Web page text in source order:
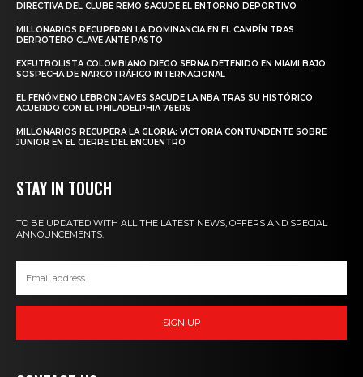
DIRECTIVA DEL CLUBE REMO SACUDE EL ENTORNO DEPORTIVO
MILLONARIOS RECUPERAN LA DOMINANCIA EN EL CAMPÍN TRAS
DERROTERO CLAVE ANTE PASTO
EXFUTBOLISTA COLOMBIANO DIEGO SERNA DETENIDO EN MIAMI BAJO
SOSPECHA DE NARCOTRÁFICO INTERNACIONAL
EL FENÓMENO LEBRON JAMES SACUDE LA NBA TRAS SU HISTÓRICO
ACUERDO CON EL PHILADELPHIA 76ERS
MILLONARIOS RECUPERA LA GLORIA: VICTORIA CONTUNDENTE SOBRE
JUNIOR EN EL CIERRE DEL ENCUENTRO
STAY IN TOUCH
TO BE UPDATED WITH ALL THE LATEST NEWS, OFFERS AND SPECIAL
ANNOUNCEMENTS.
SIGN UP